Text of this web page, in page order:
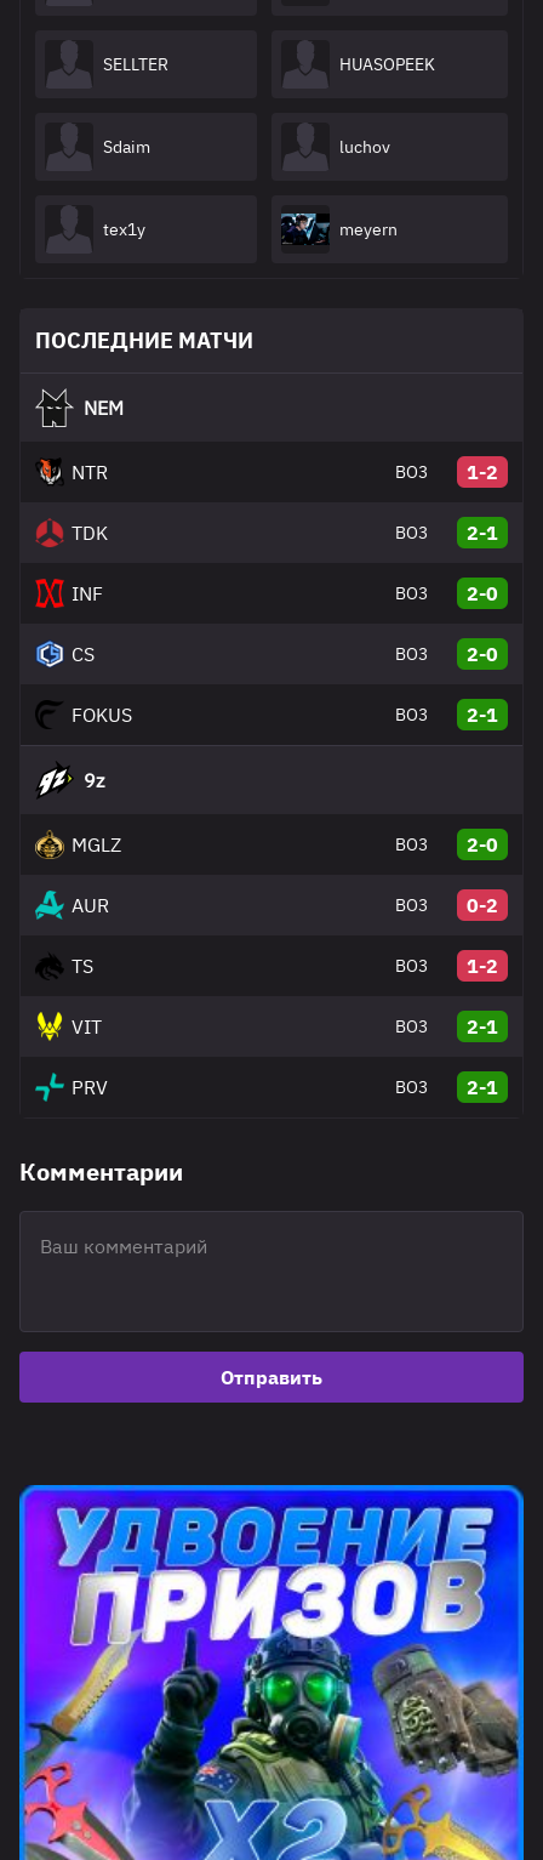
SELLTER
Sdaim
tex1y
HUASOPEEK
luchov
meyern
ПОСЛЕДНИЕ МАТЧИ
NEM
NTR BO3 1-2
TDK BO3 2-1
INF BO3 2-0
CS BO3 2-0
FOKUS BO3 2-1
9z
MGLZ BO3 2-0
AUR BO3 0-2
TS BO3 1-2
VIT BO3 2-1
PRV BO3 2-1
Комментарии
Отправить